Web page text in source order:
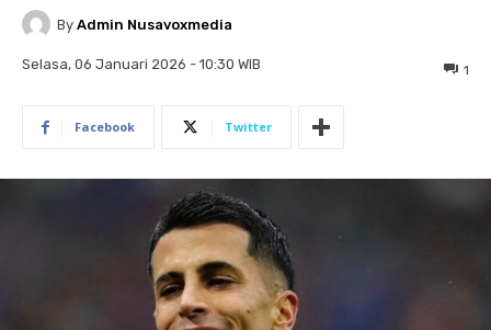
By Admin Nusavoxmedia
Selasa, 06 Januari 2026 - 10:30 WIB 1
Facebook Twitter